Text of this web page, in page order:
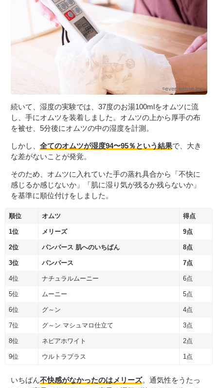
続いて、湿度の実験では、37度のお湯100mlをオムツに流
し、手にオムツを装着しました。オムツの上から厚手の布
を被せ、5分後にオムツの中の湿度を計測。
しかし、全てのオムツが湿度94〜95％という結果で、大き
な差がないことが発覚。
そのため、オムツに入れていた手の蒸れ具合から「不快に
感じるか感じないか」「肌に湿り気が残るか残らないか」
を基準に順位付けをしました。
順位 オムツ 得点
1位 メリーズ 9点
2位 パンパース 肌へのいちばん 8点
3位 パンパース 7点
4位 ナチュラルムーニー 6点
5位 ムーニー 5点
6位 グ～ン 4点
7位 グ～ン マシュマロ仕立て 3点
8位 ネピアホワイト 2点
9位 ウルトラプラス 1点
いちばん不快感がなかったのはメリーズ。通気性をうたっ